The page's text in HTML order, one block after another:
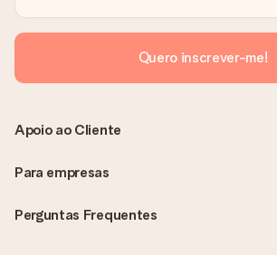
Quero inscrever-me!
Perguntas Frequentes
Apoio ao Cliente
Para empresas